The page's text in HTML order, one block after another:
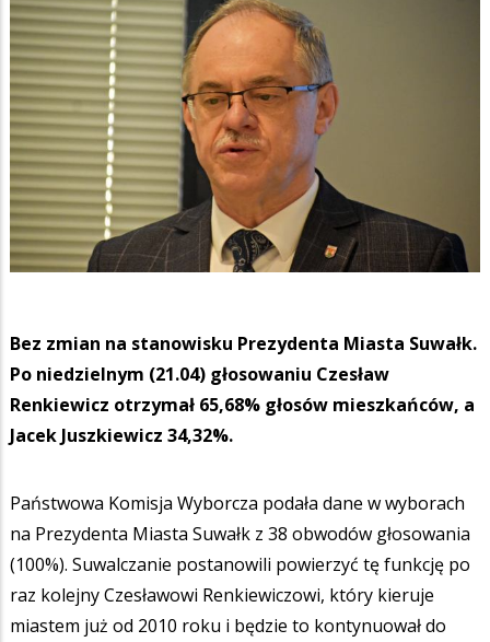
Bez zmian na stanowisku Prezydenta Miasta Suwałk.
Po niedzielnym (21.04) głosowaniu Czesław
Renkiewicz otrzymał 65,68% głosów mieszkańców, a
Jacek Juszkiewicz 34,32%.
Państwowa Komisja Wyborcza podała dane w wyborach
na Prezydenta Miasta Suwałk z 38 obwodów głosowania
(100%). Suwalczanie postanowili powierzyć tę funkcję po
raz kolejny Czesławowi Renkiewiczowi, który kieruje
miastem już od 2010 roku i będzie to kontynuował do